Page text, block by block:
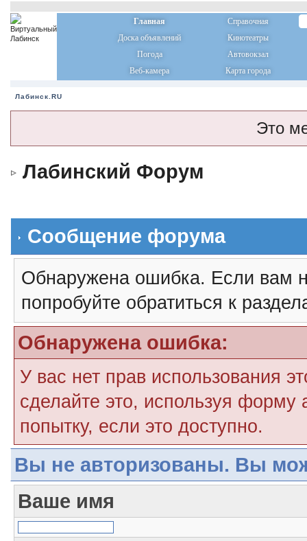
Главная
Справочная
Доска объявлений
Кинотеатры
Погода
Автовокзал
Веб-камера
Карта города
Лабинск.RU
Это
Лабинский Форум
Сообщение форума
Обнаружена ошибка. Если вам
попробуйте обратиться к
Обнаружена ошибка:
У вас нет прав использования
сделайте это, используя форму
попытку, если это доступно.
Вы не авторизованы. Вы
Ваше имя